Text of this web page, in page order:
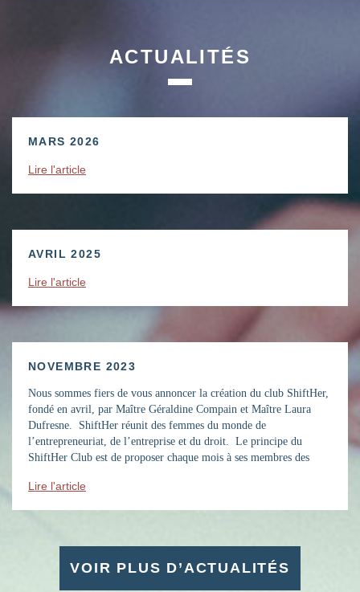
ACTUALITÉS
MARS 2026
Lire l'article
AVRIL 2025
Lire l'article
NOVEMBRE 2023
Nous sommes fiers de vous annoncer la création du club ShiftHer,
fondé en avril, par Maître Géraldine Compain et Maître Laura
Dufresne. ShiftHer réunit des femmes du monde de
l’entrepreneuriat, de l’entreprise et du droit. Le principe du
ShiftHer Club est de proposer chaque mois à ses membres des
Lire l'article
VOIR PLUS D’ACTUALITÉS